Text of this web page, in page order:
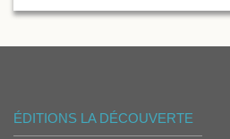
ÉDITIONS LA DÉCOUVERTE